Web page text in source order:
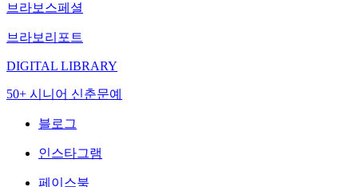
브라보스페셜
브라보리포트
DIGITAL LIBRARY
50+ 시니어 신춘문예
블로그
인스타그램
페이스북